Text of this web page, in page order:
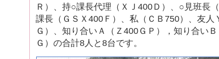
Ｒ）、持○課長代理（ＸＪ400Ｄ）、○見班長
課長（ＧＳＸ400Ｆ）、私（ＣＢ750）、友人
Ｇ）、知り合いＡ（Ｚ400ＧＰ），知り合い
Ｇ）の合計8人と8台です。